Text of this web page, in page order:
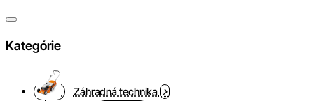
Kategórie
Záhradná technika